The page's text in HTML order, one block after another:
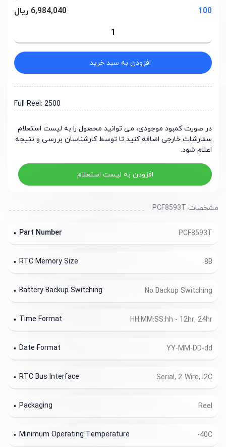
100
6,984,040 ریال
افزودن به سبد خرید
Full Reel: 2500
در صورت کمبود موجودی، می توانید محصول را به لیست استعلام
سفارشات خارجی اضافه کنید تا توسط کارشناسان بررسی و نتیجه
اعلام شود.
افزودن به لیست استعلام
مشخصات PCF8593T
PCF8593T
Part Number
8B
RTC Memory Size
No Backup Switching
Battery Backup Switching
HH:MM:SS:hh - 12hr, 24hr
Time Format
YY-MM-DD-dd
Date Format
Serial, 2-Wire, I2C
RTC Bus Interface
Reel
Packaging
-40C
Minimum Operating Temperature